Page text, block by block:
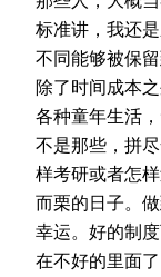
标准讲，我还
不同能够被保
除了时间成本
各种童年生活
不是那些，拼
样考研或者怎
而栗的日子。
幸运。好的制
在不好的里面